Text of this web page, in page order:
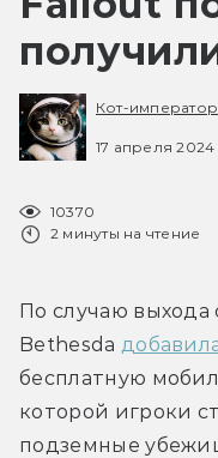
Кот-император
17 апреля 2024
10370
2 минуты на чтение
По случаю выхода
Bethesda
бесплатную
которой игроки
подземные